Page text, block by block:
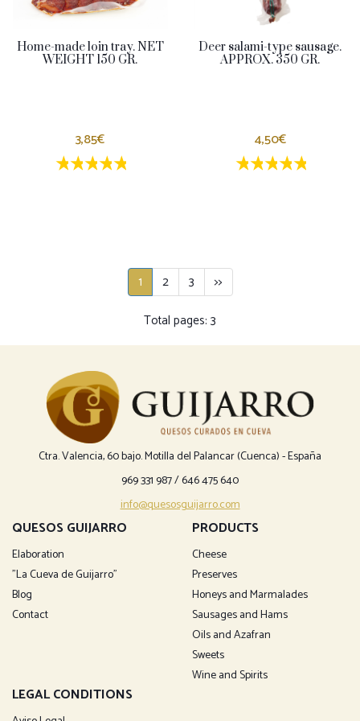
Home-made loin tray. NET
WEIGHT 150 GR.
3,85€
4 estrellas
3 estrellas
2 estrellas
1 estrellas
Deer salami-type sausage.
APPROX. 350 GR.
4,50€
4
3
2 estrellas
1 estrellas
1 2 3
>>
Total pages: 3
Ctra. Valencia, 60 bajo. Motilla del Palancar (Cuenca) - España
969 331 987/646 475 640
info@quesosguijarro.com
QUESOS GUIJARRO
Elaboration
"La Cueva de Guijarro"
Blog
Contact
PRODUCTS
Cheese
Preserves
Honeys and Marmalades
Sausages and Hams
Oils and Azafran
Sweets
Wine and Spirits
LEGAL CONDITIONS